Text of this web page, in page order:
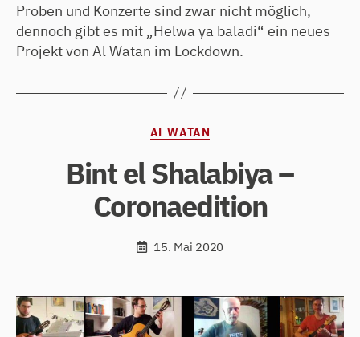
Proben und Konzerte sind zwar nicht möglich,
dennoch gibt es mit „Helwa ya baladi“ ein neues
Projekt von Al Watan im Lockdown.
Kategorien
AL WATAN
Bint el Shalabiya –
Coronaedition
15. Mai 2020